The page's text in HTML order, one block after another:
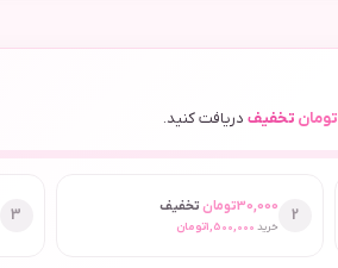
تومان تخفیف دریافت کنید.
2
30,000تومان تخفیف
خرید 1,500,000تومان
3